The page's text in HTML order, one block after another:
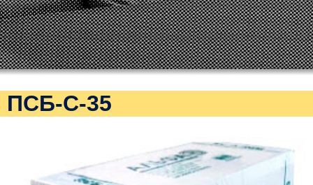
ПСБ-С-35